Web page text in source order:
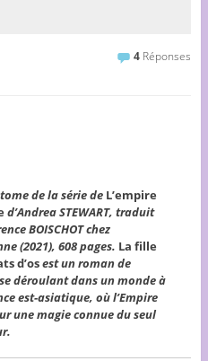
4 Réponses
de la série de L’empire
d’Andrea STEWART, traduit
BOISCHOT chez
(2021), 608 pages. La fille
d’osest un roman de
déroulant dans un monde à
est-asiatique, où l’Empire
une magie connue du seul